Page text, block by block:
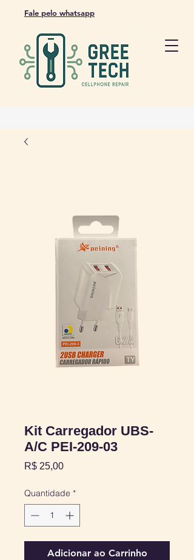
Fale pelo whatsapp
Kit Carregador UBS-
A/C PEI-209-03
R$ 25,00Preço
Quantidade *
Adicionar ao Carrinho